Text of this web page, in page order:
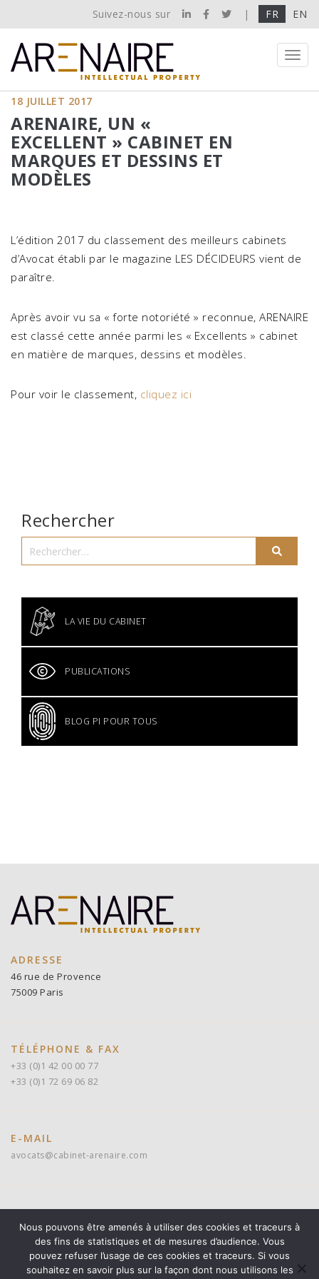
Suivez-nous sur | FR EN
18 JUILLET 2017
ARENAIRE, UN «
EXCELLENT » CABINET EN
MARQUES ET DESSINS ET
MODÈLES
L’édition 2017 du classement des meilleurs cabinets
d’Avocat établi par le magazine LES DÉCIDEURS vient de
paraître.
Après avoir vu sa « forte notoriété » reconnue, ARENAIRE
est classé cette année parmi les « Excellents » cabinet
en matière de marques, dessins et modèles.
Pour voir le classement, cliquez ici
Rechercher
LA VIE DU CABINET
PUBLICATIONS
BLOG PI POUR TOUS
ADRESSE
46 rue de Provence
75009 Paris
TÉLÉPHONE & FAX
+33 (0)1 42 00 00 77
+33 (0)1 72 69 06 82
E-MAIL
avocats@cabinet-arenaire.com
Suivez-nous sur
Nous pouvons être amenés à utiliser des cookies et traceurs à
des fins de statistiques et de mesures d’audience. Vous
pouvez refuser l’usage de ces cookies et traceurs. Si vous
souhaitez en savoir plus sur la façon dont nous utilisons les